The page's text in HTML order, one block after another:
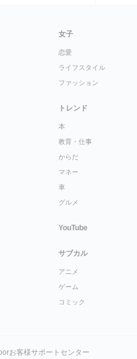
女子
恋愛
ライフスタイル
ファッション
トレンド
本
教育・仕事
からだ
マネー
車
グルメ
YouTube
サブカル
アニメ
ゲーム
コミック
お客様サポートセンター